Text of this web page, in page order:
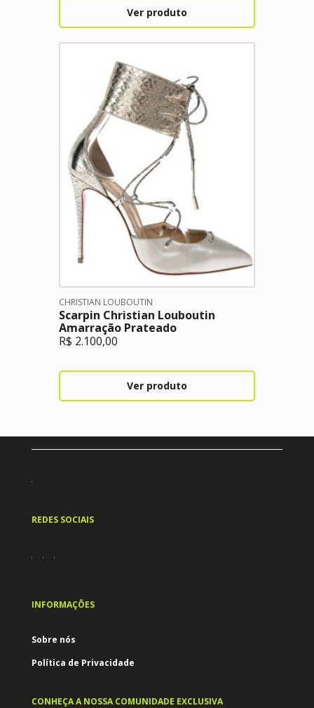
Ver produto
CHRISTIAN LOUBOUTIN
Scarpin Christian Louboutin
Amarração Prateado
R$ 2.100,00
Ver produto
REDES SOCIAIS
INFORMAÇÕES
Sobre nós
Política de Privacidade
CONHEÇA A NOSSA COMUNIDADE EXCLUSIVA